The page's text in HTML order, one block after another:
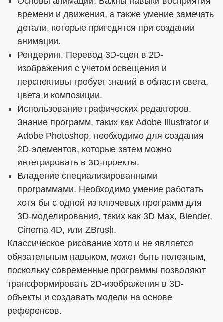
времени и движения, а также умение замечать
детали, которые пригодятся при создании
анимации.
Рендеринг. Перевод 3D-сцен в 2D-
изображения с учетом освещения и
перспективы требует знаний в области света,
цвета и композиции.
Использование графических редакторов.
Знание программ, таких как Adobe Illustrator и
Adobe Photoshop, необходимо для создания
2D-элементов, которые затем можно
интегрировать в 3D-проекты.
Владение специализированными
программами. Необходимо умение работать
хотя бы с одной из ключевых программ для
3D-моделирования, таких как 3D Max, Blender,
Cinema 4D, или ZBrush.
Классическое рисование хотя и не является
обязательным навыком, может быть полезным,
поскольку современные программы позволяют
трансформировать 2D-изображения в 3D-
объекты и создавать модели на основе
референсов.